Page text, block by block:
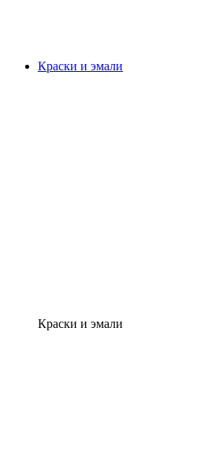
Краски и эмали
Краски и эмали